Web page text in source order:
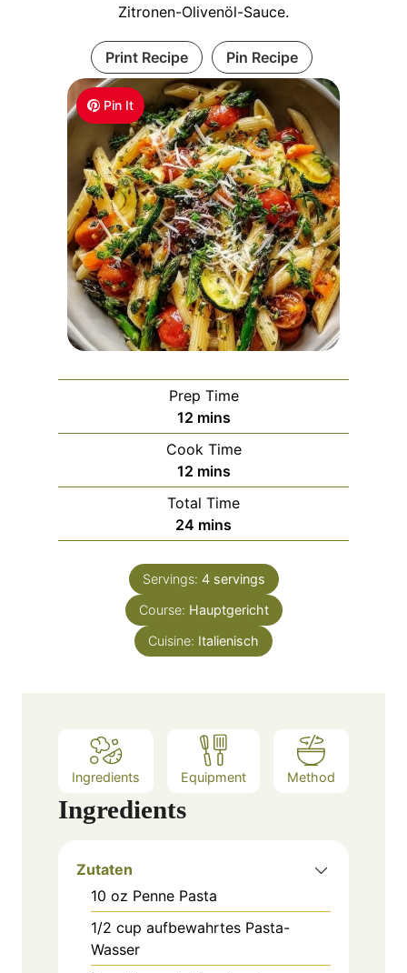
Pin It
Zitronen-Olivenöl-Sauce.
Print Recipe Pin Recipe
Prep Time
12m
i
n
u
t
e
s
mins
Cook Time
12m
i
n
u
e
s
mins
Total Time
24 m
i
n
u
t
e
s
mins
Servings: 4 servings
Course: Hauptgericht
Cuisine: Italienisch
Ingredients Equipment Method
Ingredients
Zutaten
10 oz Penne Pasta
1/2 cup aufbewahrtes Pasta-
Wasser